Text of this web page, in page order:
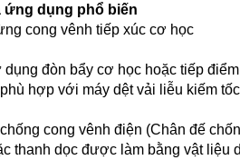
ứng dụng phổ biến
cong vênh tiếp xúc cơ học
dụng đòn bẩy cơ học hoặc tiếp
hợp với máy dệt vải liễu kiếm
cong vênh điện (Chân đế
thanh dọc được làm bằng vật liệu